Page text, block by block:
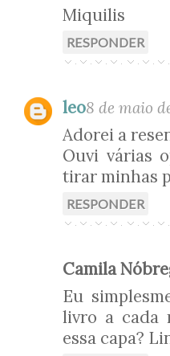
Miquilis
RESPONDER
leo8 de maio
Adorei a
Ouvi várias
tirar minhas
RESPONDER
Camila
Eu
livro a cada
essa capa?